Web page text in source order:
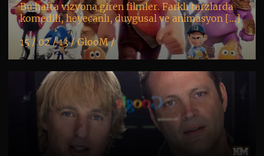
Bu hafta vizyona giren filmler. Farklı tarzlarda
komedili, heyecanlı, duygusal ve animasyon […]
15 / 02 / 13 /GlooM/
K+